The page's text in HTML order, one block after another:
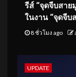
รีส์ “จุดจีบสา
ในงาน “จุดจีบ
8 ชั่วโมง ago
UPDATE